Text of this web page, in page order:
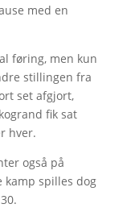
med en
føring, men kun
stillingen fra
set afgjort,
fik sat
hver.
også på
kamp spilles dog